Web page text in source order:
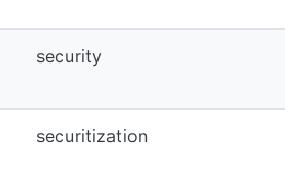
security
securitization